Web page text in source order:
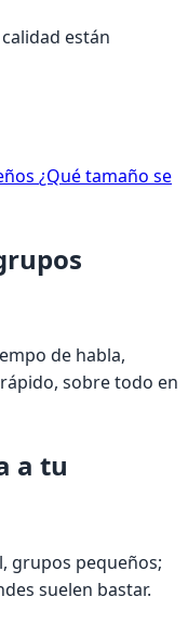
están
¿Qué tamaño se
de habla,
sobre todo en
a tu
grupos pequeños;
suelen bastar.